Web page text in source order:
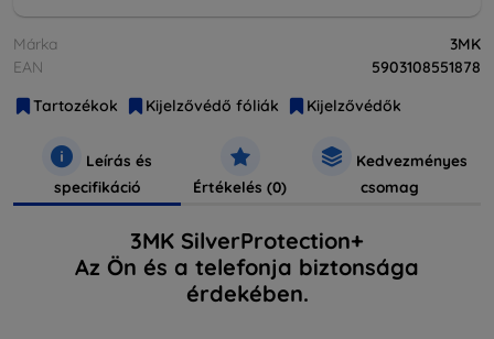
Márka
3MK
EAN
5903108551878
Tartozékok
Kijelzővédő fóliák Kijelzővédők
Leírás és
specifikáció
Értékelés (0)
Kedvezményes
csomag
3MK SilverProtection+
Az Ön és a telefonja biztonsága
érdekében.